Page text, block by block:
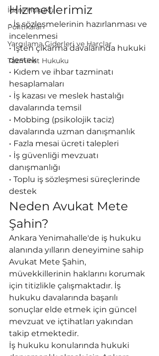
İdare Hukuku
Politikalar
Yargılama Giderleri ve Harçlar
Tazminat Hukuku
Hizmetlerimiz
• İş sözleşmelerinin hazırlanması ve
incelenmesi
• İşten çıkarma davalarında hukuki
destek
• Kıdem ve ihbar tazminatı
hesaplamaları
• İş kazası ve meslek hastalığı
davalarında temsil
• Mobbing (psikolojik taciz)
davalarında uzman danışmanlık
• Fazla mesai ücreti talepleri
• İş güvenliği mevzuatı
danışmanlığı
• Toplu iş sözleşmesi süreçlerinde
destek
Neden Avukat Mete
Şahin?
Ankara Yenimahalle'de iş hukuku
alanında yılların deneyimine sahip
Avukat Mete Şahin,
müvekkillerinin haklarını korumak
için titizlikle çalışmaktadır. İş
hukuku davalarında başarılı
sonuçlar elde etmek için güncel
mevzuat ve içtihatları yakından
takip etmektedir.
İş hukuku konularında hukuki